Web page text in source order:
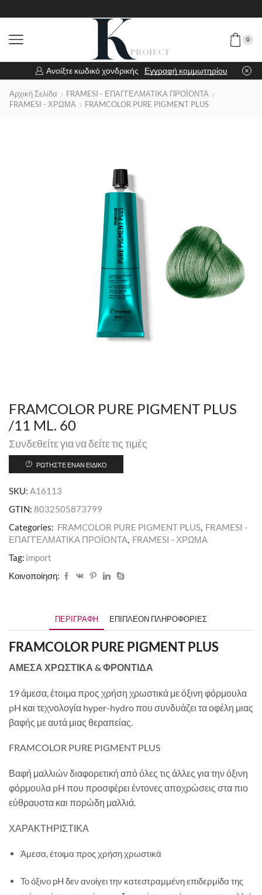
0
Ανοίξτε κωδικό χονδρικής Εγγραφή κομμωτηρίου
Αρχική Σελίδα
FRAMESI - ΕΠΑΓΓΕΛΜΑΤΙΚΑ ΠΡΟΪΟΝΤΑ
FRAMESI - ΧΡΩΜΑ
FRAMCOLOR PURE PIGMENT PLUS
FRAMCOLOR PURE PIGMENT PLUS
/11 ML. 60
Συνδεθείτε για να δείτε τις τιμές
ΡΩΤΉΣΤΕ ΈΝΑΝ ΕΙΔΙΚΌ
SKU: A16113
GTIN: 8032505873799
Categories: FRAMCOLOR PURE PIGMENT PLUS, FRAMESI -
ΕΠΑΓΓΕΛΜΑΤΙΚΑ ΠΡΟΪΟΝΤΑ, FRAMESI - ΧΡΩΜΑ
Tag: import
Κοινοποίηση:
ΠΕΡΙΓΡΑΦΉ ΕΠΙΠΛΈΟΝ ΠΛΗΡΟΦΟΡΊΕΣ
FRAMCOLOR PURE PIGMENT PLUS
ΑΜΕΣΑ ΧΡΩΣΤΙΚΑ & ΦΡΟΝΤΙΔΑ
19 άμεσα, έτοιμα προς χρήση χρωστικά με όξινη φόρμουλα
pH και τεχνολογία hyper-hydro που συνδυάζει τα οφέλη μιας
βαφής με αυτά μιας θεραπείας.
FRAMCOLOR PURE PIGMENT PLUS
Βαφή μαλλιών διαφορετική από όλες τις άλλες για την όξινη
φόρμουλα pH που προσφέρει έντονες αποχρώσεις στα πιο
εύθραυστα και πορώδη μαλλιά.
ΧΑΡΑΚΤΗΡΙΣΤΙΚΑ
Άμεσα, έτοιμα προς χρήση χρωστικά
Το όξινο pH δεν ανοίγει την κατεστραμμένη επιδερμίδα της